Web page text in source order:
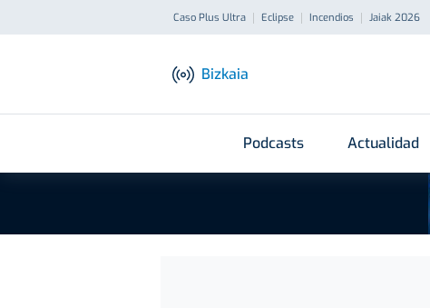
Caso Plus Ultra Eclipse Incendios Jaiak 2026
Bizkaia
Podcasts Actualidad